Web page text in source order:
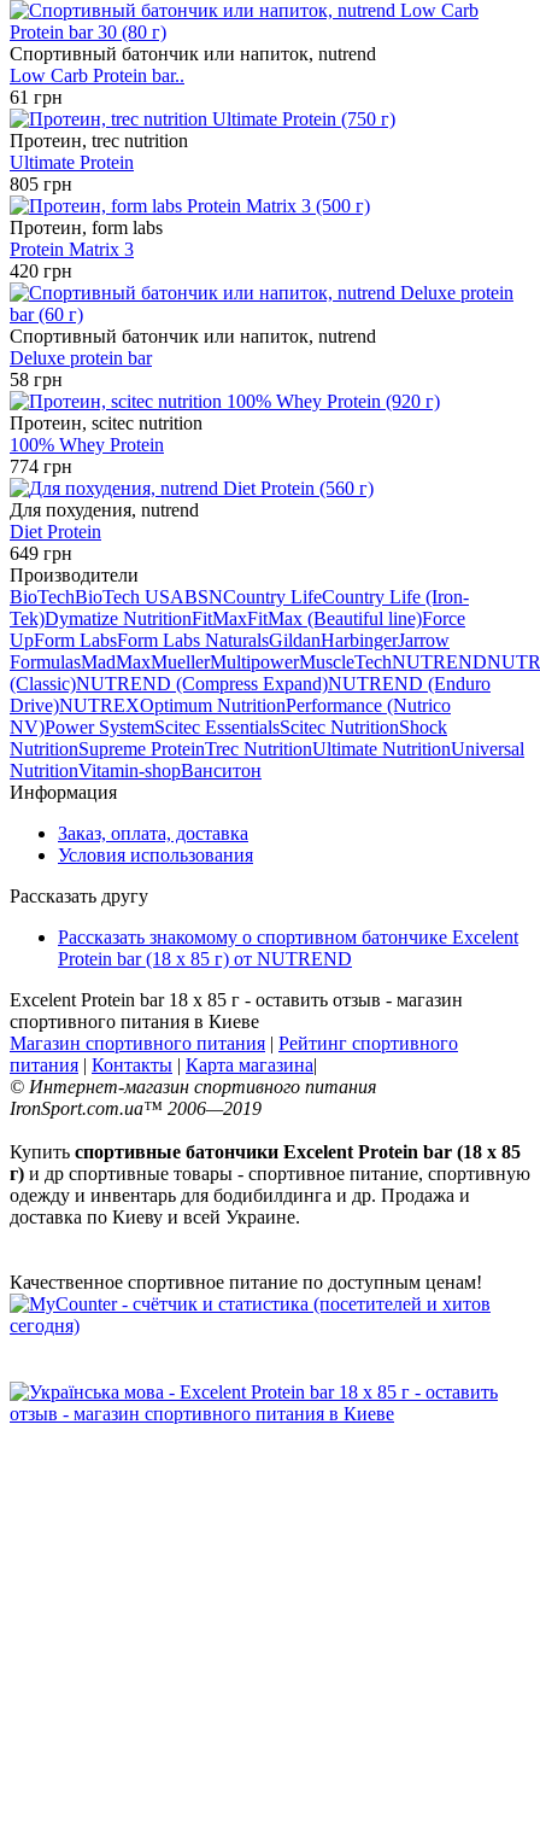
Спортивный батончик или напиток, nutrend
Low Carb Protein bar..
61 грн
Протеин, trec nutrition
Ultimate Protein
805 грн
Протеин, form labs
Protein Matrix 3
420 грн
Спортивный батончик или напиток, nutrend
Deluxe protein bar
58 грн
Протеин, scitec nutrition
100% Whey Protein
774 грн
Для похудения, nutrend
Diet Protein
649 грн
Производители
BioTechBioTech USABSNCountry LifeCountry Life (Iron-
Tek)Dymatize NutritionFitMaxFitMax (Beautiful line)Force
UpForm LabsForm Labs NaturalsGildanHarbingerJarrow
FormulasMadMaxMuellerMultipowerMuscleTechNUTREND
(Classic)NUTREND (Compress Expand)NUTREND (Enduro
Drive)NUTREXOptimum NutritionPerformance (Nutrico
NV)Power SystemScitec EssentialsScitec NutritionShock
NutritionSupreme ProteinTrec NutritionUltimate NutritionUniversal
NutritionVitamin-shopВанситон
Информация
Заказ, оплата, доставка
Условия использования
Рассказать другу
Рассказать знакомому о спортивном батончике Excelent
Protein bar (18 х 85 г) от NUTREND
Excelent Protein bar 18 х 85 г - оставить отзыв - магазин
спортивного питания в Киеве
Магазин спортивного питания | Рейтинг спортивного
питания | Контакты | Карта магазина|
© Интернет-магазин спортивного питания
IronSport.com.ua™ 2006—2019
Купить спортивные батончики Excelent Protein bar (18 х 85
г) и др спортивные товары - спортивное питание, спортивную
одежду и инвентарь для бодибилдинга и др. Продажа и
доставка по Киеву и всей Украине.
Качественное спортивное питание по доступным ценам!